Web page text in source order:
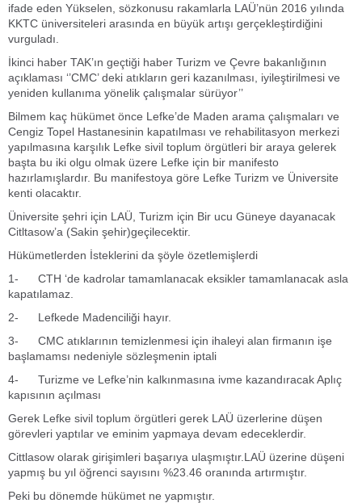
ifade eden Yükselen, sözkonusu rakamlarla LAÜ’nün 2016 yılında
KKTC üniversiteleri arasında en büyük artışı gerçekleştirdiğini
vurguladı.
İkinci haber TAK’ın geçtiği haber Turizm ve Çevre bakanlığının
açıklaması ‘’CMC’ deki atıkların geri kazanılması, iyileştirilmesi ve
yeniden kullanıma yönelik çalışmalar sürüyor’’
Bilmem kaç hükümet önce Lefke’de Maden arama çalışmaları ve
Cengiz Topel Hastanesinin kapatılması ve rehabilitasyon merkezi
yapılmasına karşılık Lefke sivil toplum örgütleri bir araya gelerek
başta bu iki olgu olmak üzere Lefke için bir manifesto
hazırlamışlardır. Bu manifestoya göre Lefke Turizm ve Üniversite
kenti olacaktır.
Üniversite şehri için LAÜ, Turizm için Bir ucu Güneye dayanacak
Citltasow’a (Sakin şehir)geçilecektir.
Hükümetlerden İsteklerini da şöyle özetlemişlerdi
1- CTH ‘de kadrolar tamamlanacak eksikler tamamlanacak asla
kapatılamaz.
2- Lefkede Madenciliği hayır.
3- CMC atıklarının temizlenmesi için ihaleyi alan firmanın işe
başlamamsı nedeniyle sözleşmenin iptali
4- Turizme ve Lefke’nin kalkınmasına ivme kazandıracak Aplıç
kapısının açılması
Gerek Lefke sivil toplum örgütleri gerek LAÜ üzerlerine düşen
görevleri yaptılar ve eminim yapmaya devam edeceklerdir.
Cittlasow olarak girişimleri başarıya ulaşmıştır.LAÜ üzerine düşeni
yapmış bu yıl öğrenci sayısını %23.46 oranında artırmıştır.
Peki bu dönemde hükümet ne yapmıştır.